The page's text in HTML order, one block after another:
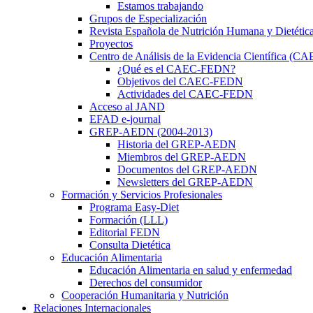
Estamos trabajando
Grupos de Especialización
Revista Española de Nutrición Humana y Dietética
Proyectos
Centro de Análisis de la Evidencia Científica
¿Qué es el CAEC-FEDN?
Objetivos del CAEC-FEDN
Actividades del CAEC-FEDN
Acceso al JAND
EFAD e-journal
GREP-AEDN (2004-2013)
Historia del GREP-AEDN
Miembros del GREP-AEDN
Documentos del GREP-AEDN
Newsletters del GREP-AEDN
Formación y Servicios Profesionales
Programa Easy-Diet
Formación (LLL)
Editorial FEDN
Consulta Dietética
Educación Alimentaria
Educación Alimentaria en salud y enfermedad
Derechos del consumidor
Cooperación Humanitaria y Nutrición
Relaciones Internacionales